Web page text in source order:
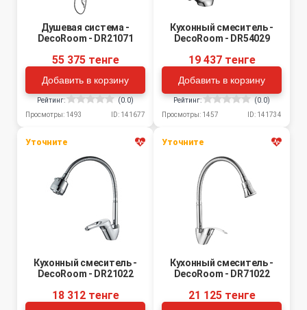
Душевая система -
DecoRoom - DR21071
55 375 тенге
Добавить в корзину
Рейтинг:
(0.0)
Просмотры: 1493
ID: 141677
Кухонный смеситель -
DecoRoom - DR54029
19 437 тенге
Добавить в корзину
Рейтинг:
(0.0)
Просмотры: 1457
ID: 141734
Уточните
Кухонный смеситель -
DecoRoom - DR21022
18 312 тенге
Уточните
Кухонный смеситель -
DecoRoom - DR71022
21 125 тенге